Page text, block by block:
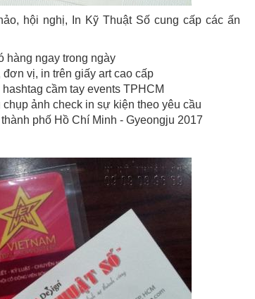
hội nghị, In Kỹ Thuật Số cung cấp các ấn
hàng ngay trong ngày
vị, in trên giấy art cao cấp
cầm tay events TPHCM
ảnh check in sự kiện theo yêu cầu
phố Hồ Chí Minh - Gyeongju 2017